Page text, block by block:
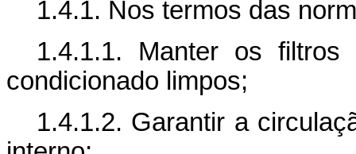
1.4.1. Nos termos das
1.4.1.1. Manter os
condicionado limpos;
1.4.1.2. Garantir a